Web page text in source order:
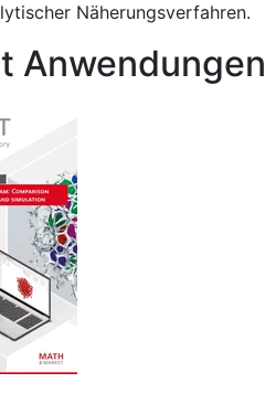
Näherungsverfahren.
Anwendungen